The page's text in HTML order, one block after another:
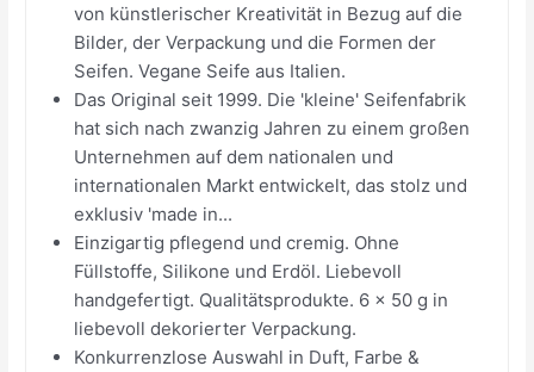
von künstlerischer Kreativität in Bezug auf die
Bilder, der Verpackung und die Formen der
Seifen. Vegane Seife aus Italien.
Das Original seit 1999. Die 'kleine' Seifenfabrik
hat sich nach zwanzig Jahren zu einem großen
Unternehmen auf dem nationalen und
internationalen Markt entwickelt, das stolz und
exklusiv 'made in...
Einzigartig pflegend und cremig. Ohne
Füllstoffe, Silikone und Erdöl. Liebevoll
handgefertigt. Qualitätsprodukte. 6 x 50 g in
liebevoll dekorierter Verpackung.
Konkurrenzlose Auswahl in Duft, Farbe &